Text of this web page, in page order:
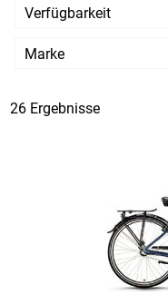
Verfügbarkeit
Marke
26 Ergebnisse